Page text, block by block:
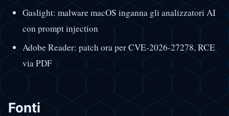
Gaslight: malware macOS inganna gli analizzatori AI
con prompt injection
Adobe Reader: patch ora per CVE-2026-27278, RCE
via PDF
Fonti